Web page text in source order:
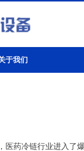
于我们
医药冷链行业进入了